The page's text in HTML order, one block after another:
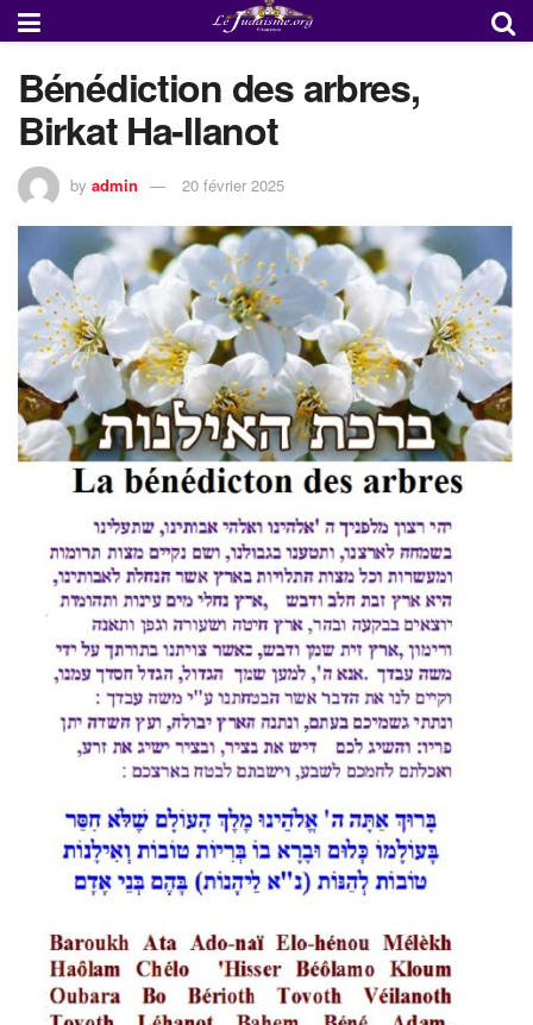
Bénédiction des arbres,
Birkat Ha-Ilanot
by admin 20 février 2025